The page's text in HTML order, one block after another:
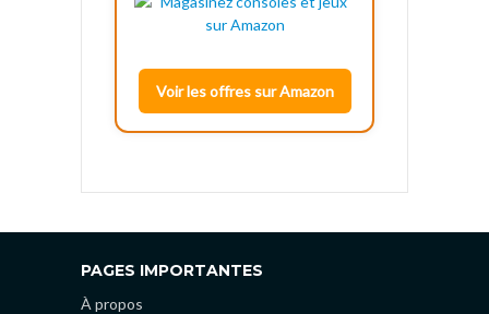
Voir les offres sur Amazon
PAGES IMPORTANTES
À propos